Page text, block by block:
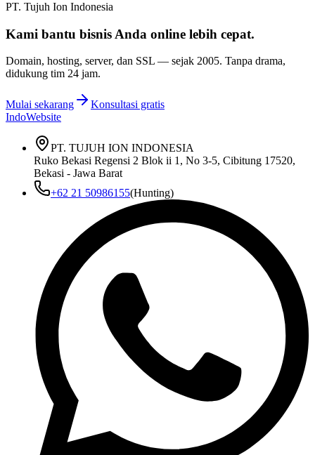
PT. Tujuh Ion Indonesia
Kami bantu bisnis Anda online lebih cepat.
Domain, hosting, server, dan SSL — sejak 2005. Tanpa drama,
didukung tim 24 jam.
Mulai sekarang
Konsultasi gratis
IndoWebsite
PT. TUJUH ION INDONESIA
Ruko Bekasi Regensi 2 Blok ii 1, No 3-5, Cibitung 17520,
Bekasi - Jawa Barat
+62 21 50986155(Hunting)